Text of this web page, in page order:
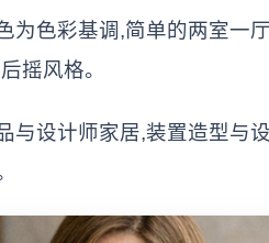
为色彩基调,简单的两室一
摇风格。
与设计师家居,装置造型与